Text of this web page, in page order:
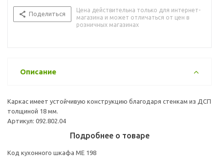
Поделиться
Цена действительна только для интернет-
магазина и может отличаться от цен в
розничных магазинах
Описание
Каркас имеет устойчивую конструкцию благодаря стенкам из ДСП
толщиной 18 мм.
Артикул: 092.802.04
Подробнее о товаре
Код кухонного шкафа ME 198